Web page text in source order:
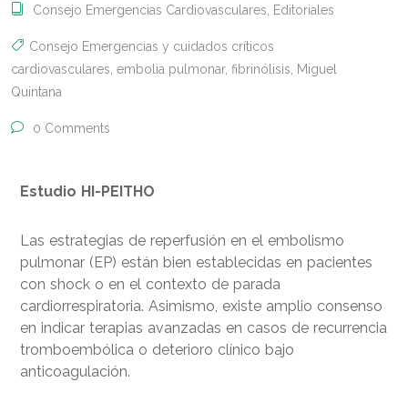
Consejo Emergencias Cardiovasculares Editoriales
Consejo Emergencias y cuidados críticos
cardiovasculares embolia pulmonar, fibrinólisis Miguel
Quintana
0 Comments
Estudio HI-PEITHO
Las estrategias de reperfusión en el embolismo
pulmonar (EP) están bien establecidas en pacientes
con shock o en el contexto de parada
cardiorrespiratoria. Asimismo, existe amplio consenso
en indicar terapias avanzadas en casos de recurrencia
tromboembólica o deterioro clínico bajo
anticoagulación.